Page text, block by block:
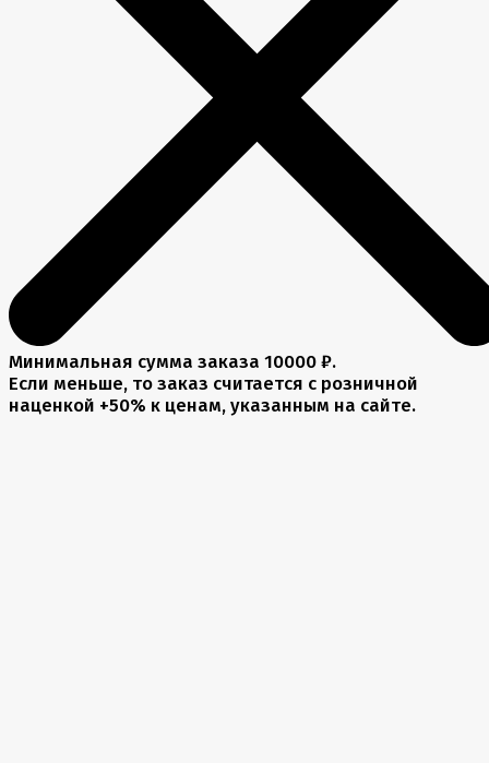
Минимальная сумма заказа 10000 ₽.
Если меньше, то заказ считается с розничной
наценкой +50% к ценам, указанным на сайте.